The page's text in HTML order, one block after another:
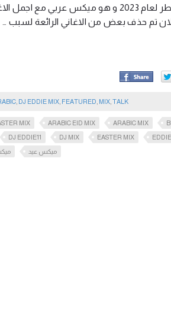
احببت ان اشارككم بميكس جديد بمناسبة عيد القيامة و عيد الفطر لعام
تم حذف بعض من الاغاني الرائعة لسبب …
DJ EDDIE MIX FEATURED MIX TALK
MIX ARABIC EID MIX ARABIC MIX
DJ EDDIE11 DJ MIX EASTER MIX
ميكس عيد